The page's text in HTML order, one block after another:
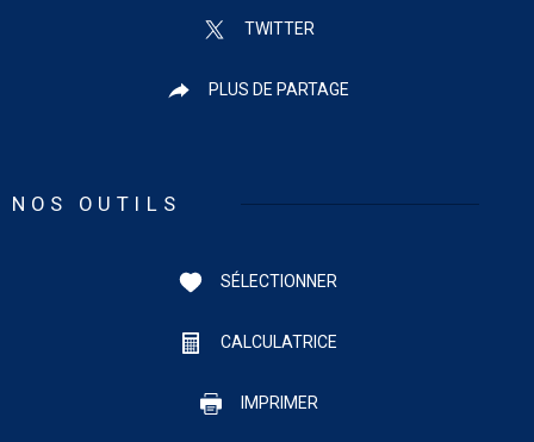
TWITTER
PLUS DE PARTAGE
NOS OUTILS
SÉLECTIONNER
CALCULATRICE
IMPRIMER